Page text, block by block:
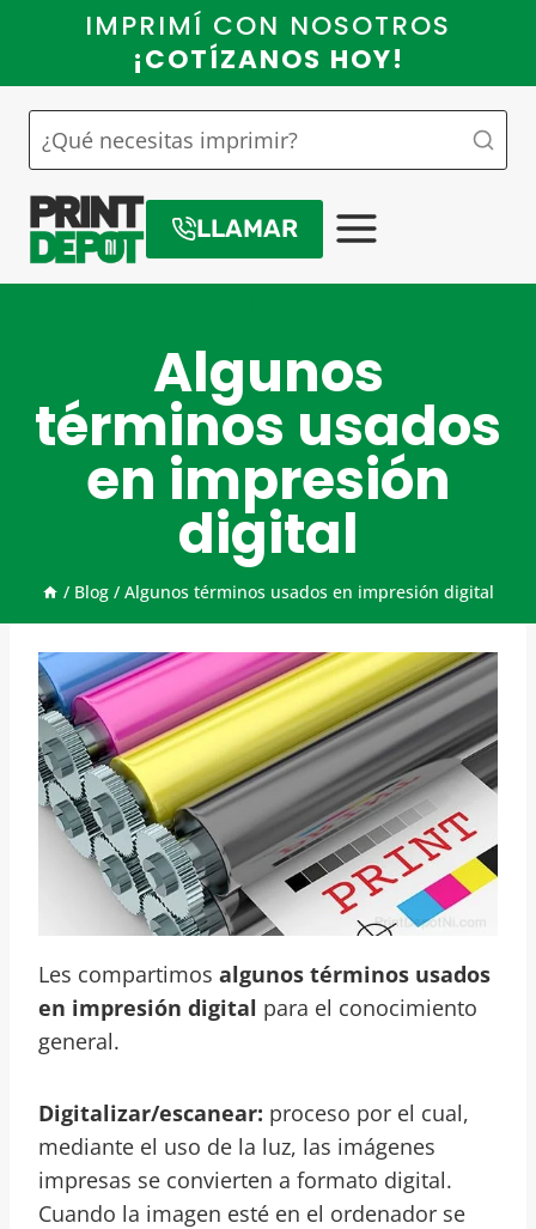
contenido
IMPRIMÍ CON NOSOTROS
¡COTÍZANOS HOY!
LLAMAR
Algunos
términos usados
en impresión
digital
/ Blog / Algunos términos usados en impresión digital
Les compartimos algunos términos usados
en impresión digital para el conocimiento
general.
Digitalizar/escanear: proceso por el cual,
mediante el uso de la luz, las imágenes
impresas se convierten a formato digital.
Cuando la imagen esté en el ordenador se